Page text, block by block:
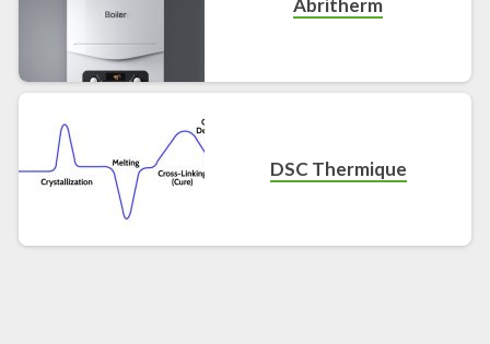
Abritherm
DSC Thermique